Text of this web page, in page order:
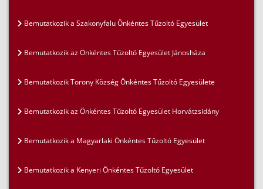
Bemutatkozik a Szakonyfalu Önkéntes Tűzoltó Egyesület
Bemutatkozik az Önkéntes Tűzoltó Egyesület Jánosháza
Bemutatkozik Torony Község Önkéntes Tűzoltó Egyesülete
Bemutatkozik az Önkéntes Tűzoltó Egyesület Horvátzsidány
Bemutatkozik a Magyarlaki Önkéntes Tűzoltó Egyesület
Bemutatkozik a Kenyeri Önkéntes Tűzoltó Egyesület